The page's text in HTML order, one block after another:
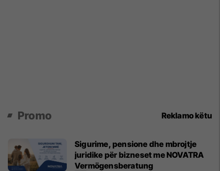
Promo Reklamo këtu
Sigurime, pensione dhe mbrojtje
juridike për bizneset me NOVATRA
Vermögensberatung